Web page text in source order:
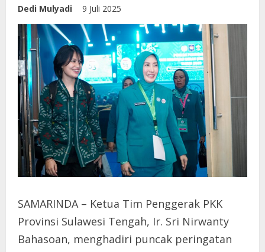
Dedi Mulyadi 9 Juli 2025
SAMARINDA – Ketua Tim Penggerak PKK
Provinsi Sulawesi Tengah, Ir. Sri Nirwanty
Bahasoan, menghadiri puncak peringatan